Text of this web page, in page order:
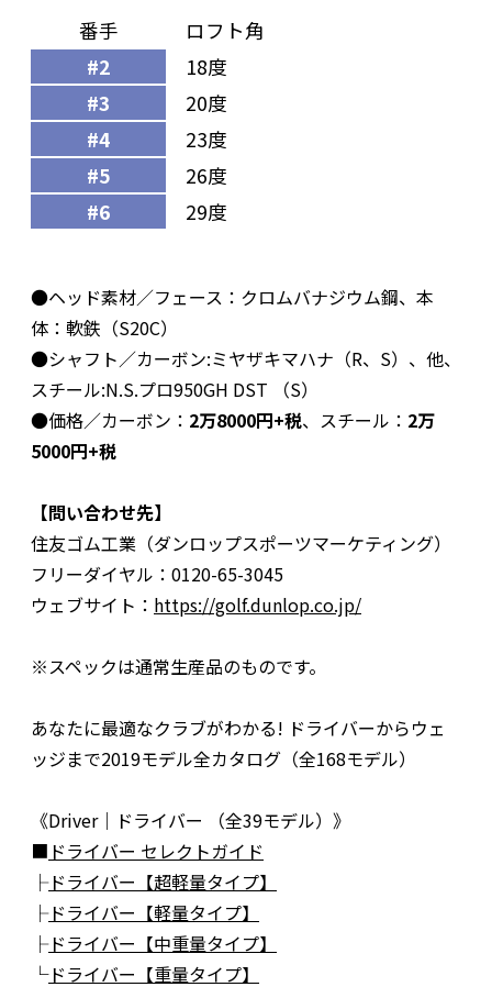
番手
ロフト角
#2
18度
#3
20度
#4
23度
#5
26度
#6
29度
●ヘッド素材／フェース：クロムバナジウム鋼、本
体：軟鉄（S20C）
●シャフト／カーボン:ミヤザキマハナ（R、S）、他、
スチール:N.S.プロ950GH DST （S）
●価格／カーボン： 2万8000円+税、スチール： 2万
5000円+税
【問い合わせ先】
住友ゴム工業（ダンロップスポーツマーケティング）
フリーダイヤル：0120-65-3045
ウェブサイト： https://golf.dunlop.co.jp/
※スペックは通常生産品のものです。
あなたに最適なクラブがわかる! ドライバーからウェ
ッジまで2019モデル全カタログ（全168モデル）
《Driver｜ドライバー （全39モデル）》
■ ドライバー セレクトガイド
├ドライバー【超軽量タイプ】
├ドライバー【軽量タイプ】
├ドライバー【中重量タイプ】
└ドライバー【重量タイプ】